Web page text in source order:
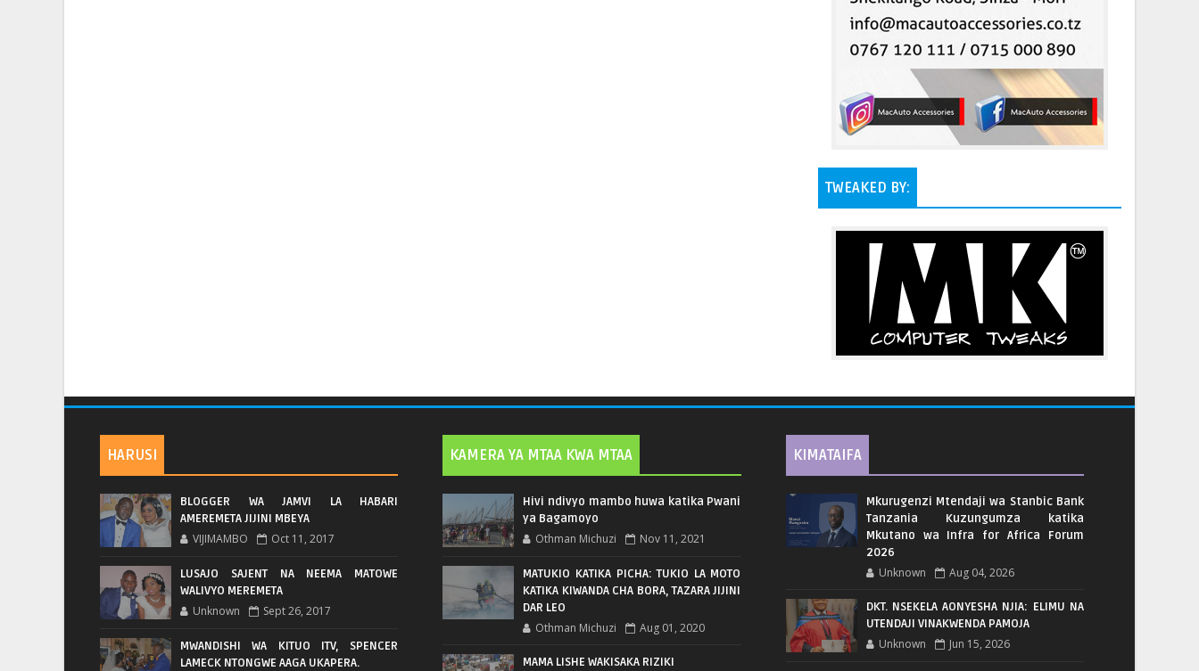
TWEAKED BY:
HARUSI
BLOGGER WA JAMVI LA HABARI
AMEREMETA JIJINI MBEYA
VIJIMAMBO Oct 11, 2017
LUSAJO SAJENT NA NEEMA MATOWE
WALIVYO MEREMETA
Unknown Sept 26, 2017
MWANDISHI WA KITUO ITV, SPENCER
LAMECK NTONGWE AAGA UKAPERA.
KAMERA YA MTAA KWA MTAA
Hivi ndivyo mambo huwa katika Pwani
ya Bagamoyo
Othman Michuzi Nov 11, 2021
MATUKIO KATIKA PICHA: TUKIO LA MOTO
KATIKA KIWANDA CHA BORA, TAZARA JIJINI
DAR LEO
Othman Michuzi Aug 01, 2020
MAMA LISHE WAKISAKA RIZIKI
KIMATAIFA
Mkurugenzi Mtendaji wa Stanbic Bank
Tanzania Kuzungumza katika
Mkutano wa Infra for Africa Forum
2026
Unknown Aug 04, 2026
DKT. NSEKELA AONYESHA NJIA: ELIMU NA
UTENDAJI VINAKWENDA PAMOJA
Unknown Jun 15, 2026